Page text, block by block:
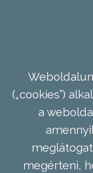
(„cookies”)
a
megérteni,